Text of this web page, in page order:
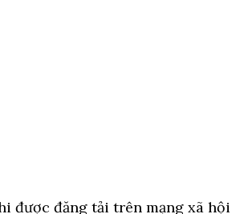
được đăng tải trên mạng xã hội